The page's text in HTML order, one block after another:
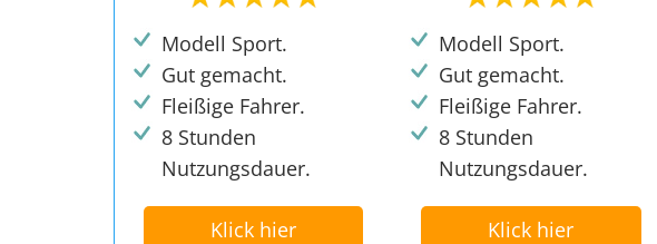
Modell Sport.
Gut gemacht.
Fleißige Fahrer.
8 Stunden
Nutzungsdauer.
Klick hier
Modell Sport.
Gut gemacht.
Fleißige Fahrer.
8 Stunden
Nutzungsdauer.
Klick hier